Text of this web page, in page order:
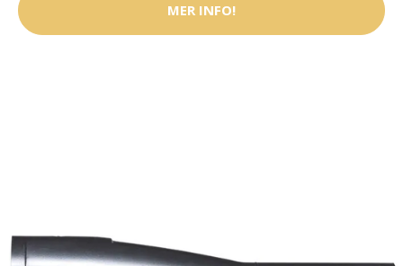
MER INFO!